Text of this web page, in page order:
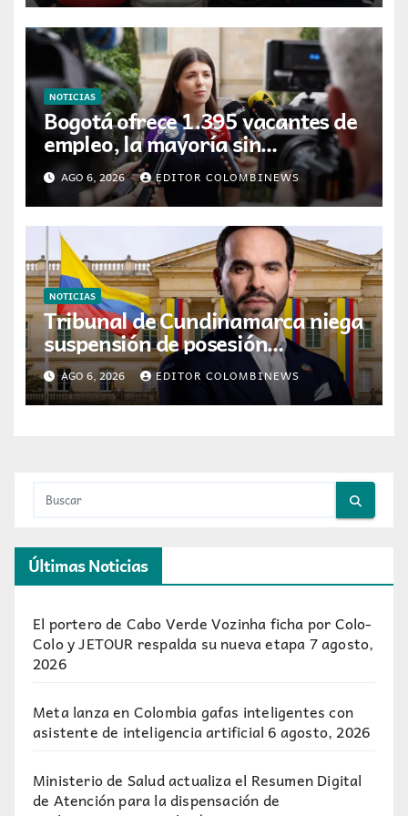
NOTICIAS
Bogotá ofrece 1.395 vacantes de
empleo, la mayoría sin
experiencia requerida
AGO 6, 2026 EDITOR COLOMBINEWS
NOTICIAS
Tribunal de Cundinamarca niega
suspensión de posesión
presidencial de Abelardo de la
Espriella en Cali
AGO 6, 2026 EDITOR COLOMBINEWS
Últimas Noticias
El portero de Cabo Verde Vozinha ficha por Colo-
Colo y JETOUR respalda su nueva etapa7 agosto,
2026
Meta lanza en Colombia gafas inteligentes con
asistente de inteligencia artificial 6 agosto, 2026
Ministerio de Salud actualiza el Resumen Digital
de Atención para la dispensación de